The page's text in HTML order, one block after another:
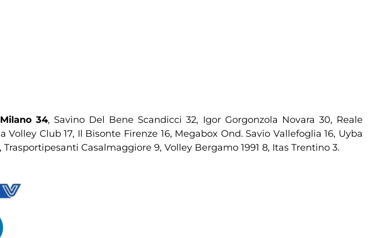
34, Savino Del Bene Scandicci 32, Igor Gorgonzola Novara 30, Reale
Club 17, Il Bisonte Firenze 16, Megabox Ond. Savio Vallefoglia 16, Uyba
Casalmaggiore 9, Volley Bergamo 1991 8, Itas Trentino 3.